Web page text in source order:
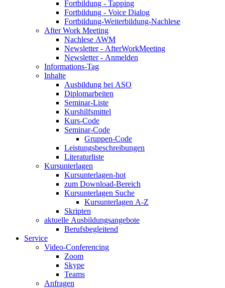
Fortbildung - Tapping
Fortbildung - Voice Dialog
Fortbildung-Weiterbildung-Nachlese
After Work Meeting
Nachlese AWM
Newsletter - AfterWorkMeeting
Newsletter - Anmelden
Informations-Tag
Inhalte
Ausbildung bei ASO
Diplomarbeiten
Seminar-Liste
Kurshilfsmittel
Kurs-Code
Seminar-Code
Gruppen-Code
Leistungsbeschreibungen
Literaturliste
Kursunterlagen
Kursunterlagen-hot
zum Download-Bereich
Kursunterlagen Suche
Kursunterlagen A-Z
Skripten
aktuelle Ausbildungsangebote
Berufsbegleitend
Service
Video-Conferencing
Zoom
Skype
Teams
Anfragen